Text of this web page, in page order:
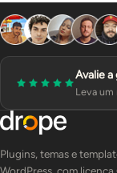
Avalie
Leva um
Plugins, temas e